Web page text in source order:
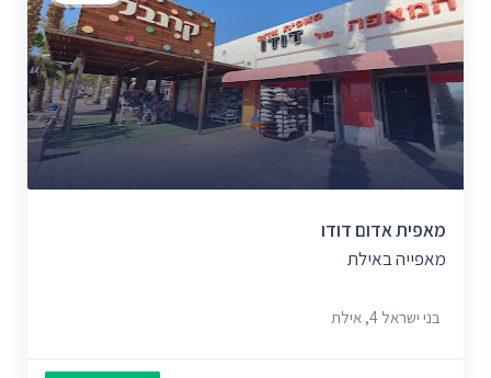
מאפית אדום דודו
מאפייה באילת
בני ישראל 4, אילת